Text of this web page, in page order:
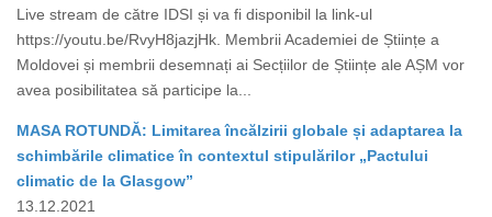
Live stream de către IDSI și va fi disponibil la link-ul
https://youtu.be/RvyH8jazjHk. Membrii Academiei de Științe a
Moldovei și membrii desemnați ai Secțiilor de Științe ale AȘM vor
avea posibilitatea să participe la...
MASA ROTUNDĂ: Limitarea încălzirii globale și adaptarea la
schimbările climatice în contextul stipulărilor „Pactului
climatic de la Glasgow”
13.12.2021